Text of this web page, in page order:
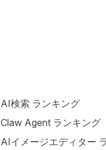
AI検索 ランキング
Claw Agent ランキング
AIイメージエディター